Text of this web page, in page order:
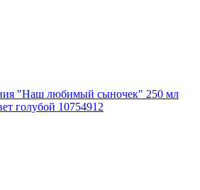
"Наш любимый сыночек" 250 мл
голубой 10754912